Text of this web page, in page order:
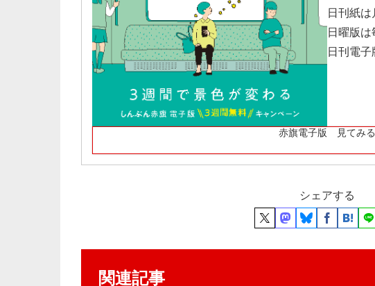
日刊紙は
日曜版は
日刊電
赤旗電子版 見てみる
シェアする
関連記事